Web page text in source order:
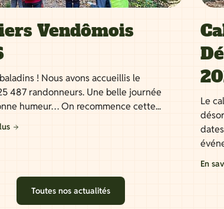
Vendômois
! Nous avons accueillis le
487 randonneurs. Une belle journée
humeur… On recommence cette...
Le
En
Toutes nos actualités